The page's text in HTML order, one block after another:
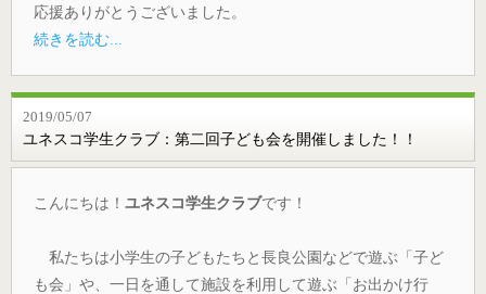
応援ありがとうございました。
続きを読む...
2019/05/07
ユネスコ学生クラブ：第二回子ども会を開催しました！！
こんにちは！ ユネスコ学生クラブです！
私たちは小学生の子どもたちと長良公園などで遊ぶ「子ど
も会」や、一日を通して施設を利用して遊ぶ「お出かけ行